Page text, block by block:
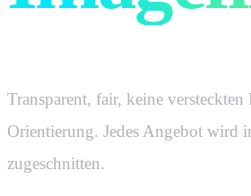
Transparent, fair, keine
Orientierung. Jedes Angebot wird
zugeschnitten.